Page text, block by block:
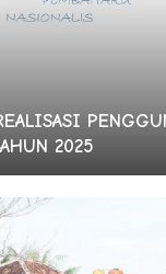
2025